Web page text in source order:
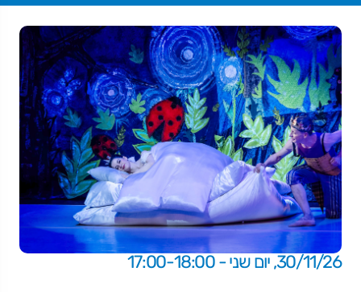
30/11/26, יום שני - 17:00-18:00